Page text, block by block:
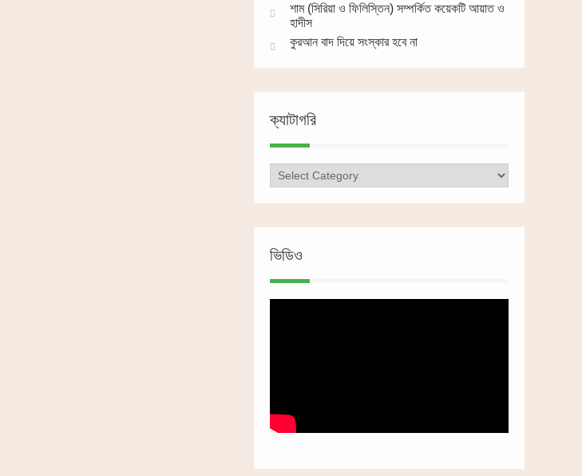
শাম (সিরিয়া ও ফিলিস্তিন) সম্পর্কিত কয়েকটি আয়াত ও
হাদীস
কুরআন বাদ দিয়ে সংস্কার হবে না
ক্যাটাগরি
ক্যাটাগরি
ভিডিও